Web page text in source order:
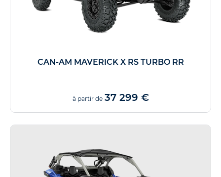
CAN-AM MAVERICK X RS TURBO RR
à partir de 37 299 €